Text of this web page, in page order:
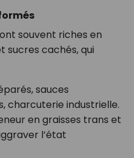
souvent riches en
sucres cachés, qui
sauces
charcuterie industrielle.
en graisses trans et
l’état